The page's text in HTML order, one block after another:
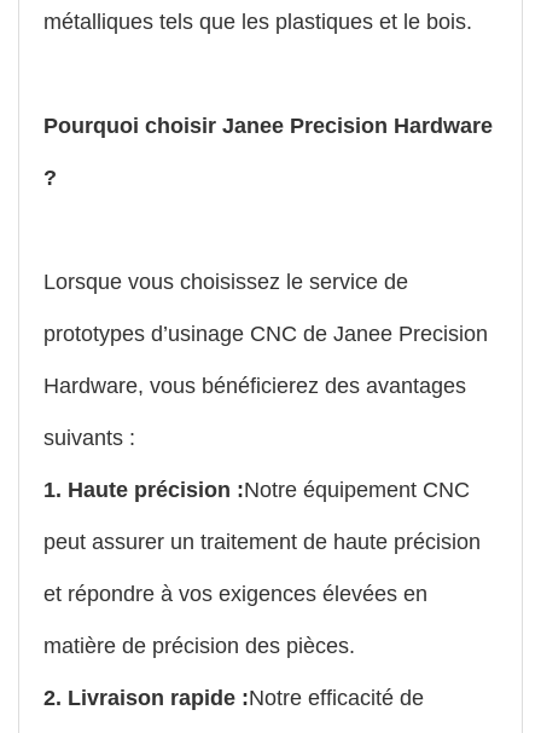
métalliques tels que les plastiques et le bois.
Pourquoi choisir Janee Precision Hardware
?
Lorsque vous choisissez le service de
prototypes d’usinage CNC de Janee Precision
Hardware, vous bénéficierez des avantages
suivants :
1. Haute précision :Notre équipement CNC
peut assurer un traitement de haute précision
et répondre à vos exigences élevées en
matière de précision des pièces.
2. Livraison rapide :Notre efficacité de